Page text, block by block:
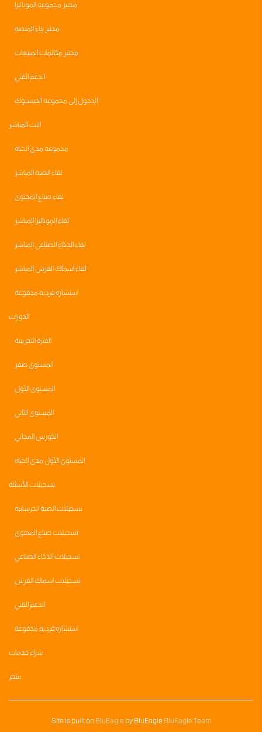
مختبر مجموعه الموناليزا
مختبر بناء المنصه
مختبر مكالمات المبيعات
الدعم الفني
الدخول إلى مجموعة الفيسبوك
البث المباشر
مجموعه مدى الحياه
لقاء الصبة المباشر
لقاء صناع المحتوى
لقاء الموناليزا المباشر
لقاء الذكاء الصناعي المباشر
لقاء اسماك القرش المباشر
استشاره فرديه مدفوعة
الدورات
الفترة التجريبية
المستوى صفر
المستوى الأول
المستوى الثاني
الكورس المجاني
المستوى الأول مدى الحياه
تسجيلات الأسئلة
تسجيلات الصبة الخرسانية
تسجيلات صناع المحتوى
تسجيلات الذكاء الصناعي
تسجيلات اسماك القرش
الدعم الفني
استشاره فرديه مدفوعة
شراء خدمات
متجر
Site is built on BluEagle by BluEagle BluEagle Team